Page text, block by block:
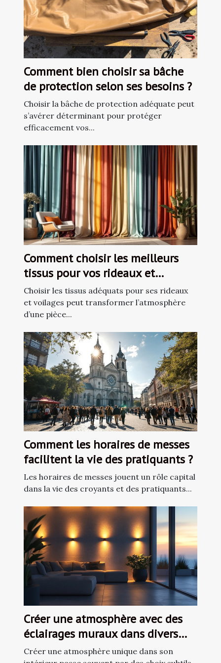
Comment bien choisir sa bâche
de protection selon ses besoins ?
Choisir la bâche de protection adéquate peut
s’avérer déterminant pour protéger
efficacement vos...
Comment choisir les meilleurs
tissus pour vos rideaux et
voilages ?
Choisir les tissus adéquats pour ses rideaux
et voilages peut transformer l’atmosphère
d’une pièce...
Comment les horaires de messes
facilitent la vie des pratiquants ?
Les horaires de messes jouent un rôle capital
dans la vie des croyants et des pratiquants...
Créer une atmosphère avec des
éclairages muraux dans divers
espaces de vie
Créer une atmosphère unique dans son